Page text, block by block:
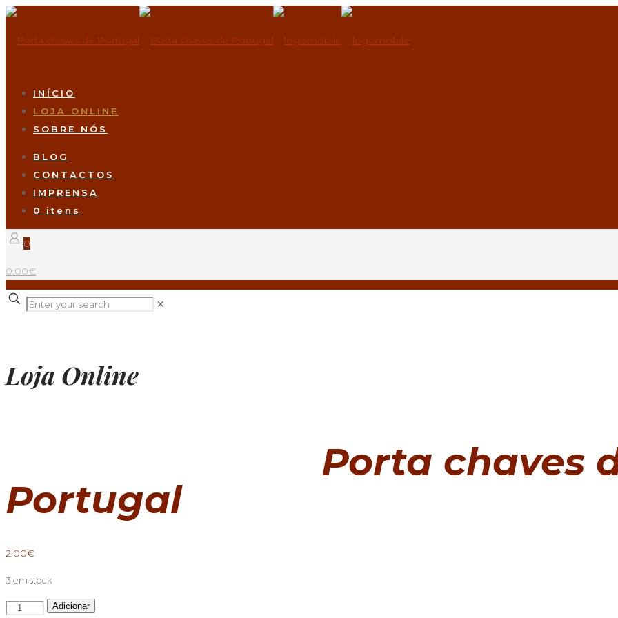
INÍCIO
LOJA ONLINE
SOBRE NÓS
BLOG
CONTACTOS
IMPRENSA
0 itens
0
0.00€
✕
Loja Online
Porta chaves
Portugal
2.00€
3 em stock
QuantidadeAdicionar